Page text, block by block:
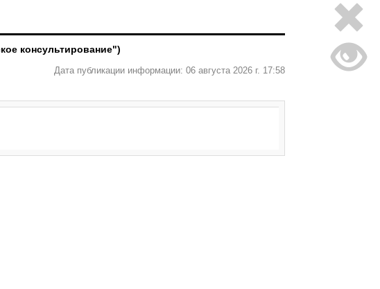
консультирование")
Дата публикации информации: 06 августа 2026 г. 17:58